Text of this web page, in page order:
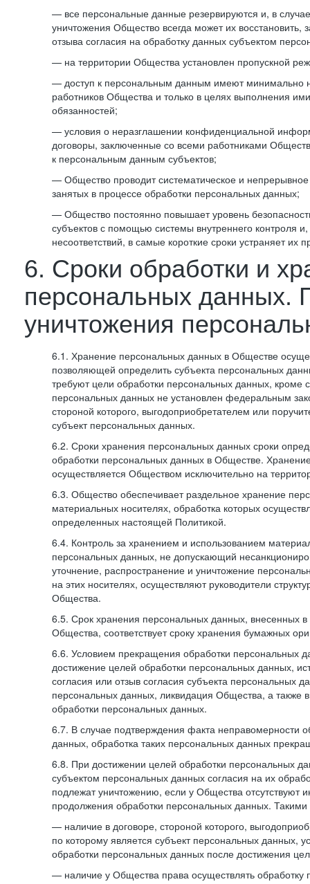
— все персональные данные резервируются и, в
уничтожения Общество всегда может их восстановить,
отзыва согласия на обработку данных субъектом
— на территории Общества установлен пропускной
— доступ к персональным данным имеют минимально
работников Общества и только в целях выполнения
обязанностей;
— условия о неразглашении конфиденциальной
договоры, заключенные со всеми работниками
к персональным данным субъектов;
— Общество проводит систематическое и непрерывное
занятых в процессе обработки персональных данных;
— Общество постоянно повышает уровень
субъектов с помощью системы внутреннего контроля
несоответствий, в самые короткие сроки устраняет их
6. Сроки обработки и
персональных данных.
уничтожения
6.1. Хранение персональных данных в Обществе
позволяющей определить субъекта персональных
требуют цели обработки персональных данных, кроме
персональных данных не установлен федеральным
стороной которого, выгодоприобретателем или
субъект персональных данных.
6.2. Сроки хранения персональных данных сроки
обработки персональных данных в Обществе.
осуществляется Обществом исключительно на
6.3. Общество обеспечивает раздельное хранение
материальных носителях, обработка которых
определенных настоящей Политикой.
6.4. Контроль за хранением и использованием
персональных данных, не допускающий
уточнение, распространение и уничтожение
на этих носителях, осуществляют руководители
Общества.
6.5. Срок хранения персональных данных, внесенных
Общества, соответствует сроку хранения бумажных
6.6. Условием прекращения обработки персональных
достижение целей обработки персональных данных,
согласия или отзыв согласия субъекта персональных
персональных данных, ликвидация Общества, а также
обработки персональных данных.
6.7. В случае подтверждения факта неправомерности
данных, обработка таких персональных данных
6.8. При достижении целей обработки персональных
субъектом персональных данных согласия на их
подлежат уничтожению, если у Общества отсутствуют
продолжения обработки персональных данных.
— наличие в договоре, стороной которого,
по которому является субъект персональных данных,
обработки персональных данных после достижения
— наличие у Общества права осуществлять обработку